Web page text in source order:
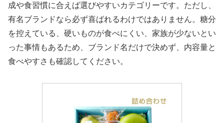
成や食習慣に合えば選びやすいカテゴリーです。ただし、
有名ブランドなら必ず喜ばれるわけではありません。糖分
を控えている、硬いものが食べにくい、家族が少ないとい
った事情もあるため、ブランド名だけで決めず、内容量と
食べやすさも確認してください。